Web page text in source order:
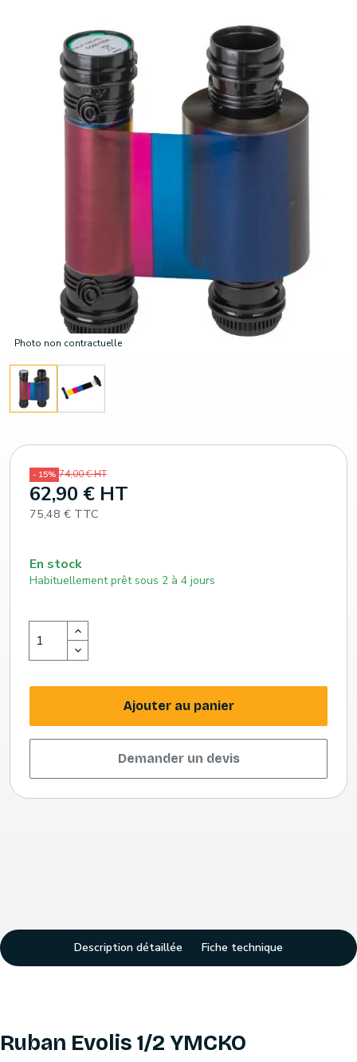
Photo non contractuelle
- 15% 74,00 € HT
62,90 € HT
75,48 € TTC
En stock
Habituellement prêt sous 2 à 4 jours
Ajouter au panier
Demander un devis
Description détaillée Fiche technique
Ruban Evolis 1/2 YMCKO